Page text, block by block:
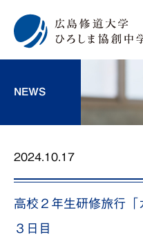
NEWS
2024.10.17
高校２年生研修旅行「
３日目